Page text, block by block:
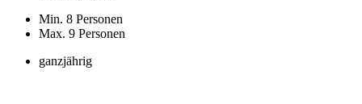
Min. 8 Personen
Max. 9 Personen
ganzjährig